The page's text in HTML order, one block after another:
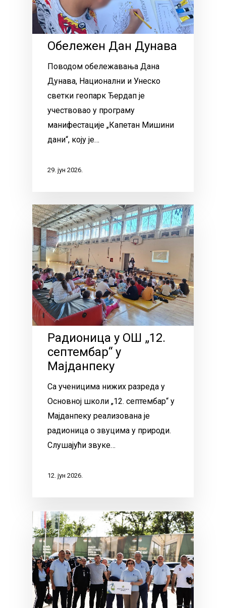
Обележен Дан Дунава
Поводом обележавања Дана
Дунава, Национални и Унеско
светки геопарк Ђердап је
учествовао у програму
манифестације „Капетан Мишини
дани“, коју је…
29. јун 2026.
Радионица у ОШ „12.
септембар“ у
Мајданпеку
Са ученицима нижих разреда у
Основној школи „12. септембар“ у
Мајданпеку реализована је
радионица о звуцима у природи.
Слушајући звуке…
12. јун 2026.